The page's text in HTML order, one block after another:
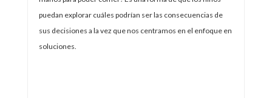
puedan explorar cuáles podrían ser las consecuencias de
sus decisiones a la vez que nos centramos en el enfoque en
soluciones.